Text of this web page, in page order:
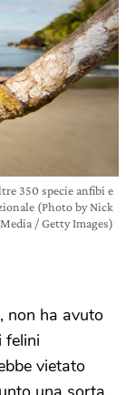
350 specie anfibi e
(Photo by Nick
/ Getty Images)
non ha avuto
felini
vietato